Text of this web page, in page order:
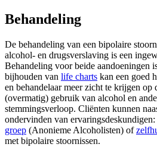
Behandeling
De behandeling van een bipolaire
alcohol- en drugsverslaving is een
Behandeling voor beide aandoeningen
bijhouden van life charts kan een goed
en behandelaar meer zicht te krijgen op
(overmatig) gebruik van alcohol en
stemmingsverloop. Cliënten kunnen
ondervinden van ervaringsdeskundigen:
groep (Anonieme Alcoholisten) of
met bipolaire stoornissen.